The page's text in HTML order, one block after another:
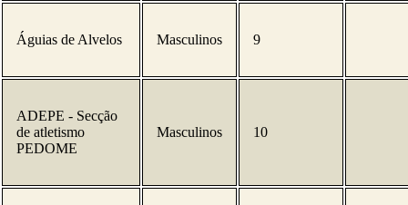
Águias de Alvelos Masculinos 9
ADEPE - Secção
de atletismo
PEDOME
Masculinos 10